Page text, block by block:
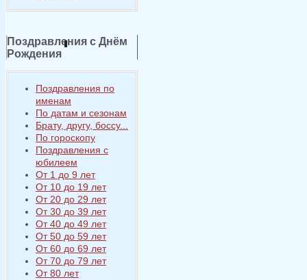
Поздравления с Днём
Рождения
Поздравления по
именам
По датам и сезонам
Брату, другу, боссу...
По гороскопу
Поздравления с
юбилеем
От 1 до 9 лет
От 10 до 19 лет
От 20 до 29 лет
От 30 до 39 лет
От 40 до 49 лет
От 50 до 59 лет
От 60 до 69 лет
От 70 до 79 лет
От 80 лет